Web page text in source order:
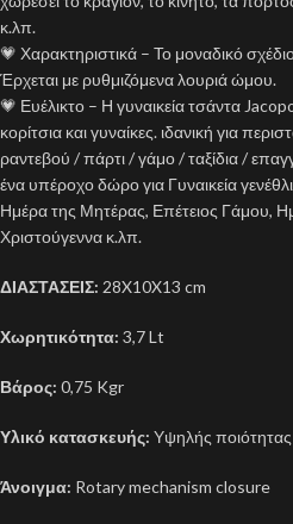
κ.λπ.
💗 Χαρακτηριστικά – Το μοναδικό
Έρχεται με ρυθμιζόμενα λουριά ώμου.
💗 Ευέλικτο – Η γυναικεία τσάντα
κορίτσια και γυναίκες. ιδανική για
ραντεβού / πάρτι / γάμο / ταξίδια /
ένα υπέροχο δώρο για Γυναικεία
Ημέρα της Μητέρας, Επέτειος Γάμου,
Χριστούγεννα κ.λπ.
ΔΙΑΣΤΑΣΕΙΣ: 28X10X13 cm
Χωρητικότητα: 3,7 Lt
Βάρος: 0,75 Kgr
Υλικό κατασκευής: Υψηλής
Άνοιγμα: Rotary mechanism closure